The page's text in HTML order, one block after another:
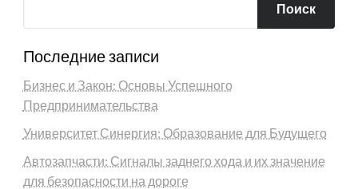
Поиск
Последние записи
Бизнес и Закон: Основы Успешного
Предпринимательства
Университет Синергия: Образование для Будущего
Автозапчасти: Сигналы заднего хода и их значение
для безопасности на дороге